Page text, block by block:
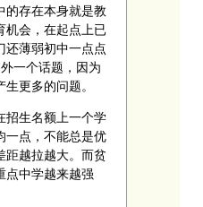
的存在本身就是教
机会，在起点上已
还薄弱初中一点点
一个话题，因为
更多的问题。
生名额上一个学
一点，不能总是优
距越拉越大。而贫
点中学越来越强